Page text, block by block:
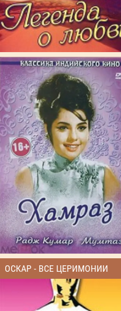
ОСКАР - ВСЕ ЦЕРИМОНИИ